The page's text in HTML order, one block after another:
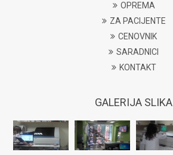
OPREMA
ZA PACIJENTE
CENOVNIK
SARADNICI
KONTAKT
GALERIJA SLIKA